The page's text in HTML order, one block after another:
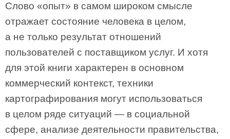
Слово «опыт» в самом широком смысле
отражает состояние человека в целом,
а не только результат отношений
пользователей с поставщиком услуг. И хотя
для этой книги характерен в основном
коммерческий контекст, техники
картографирования могут использоваться
в целом ряде ситуаций — в социальной
сфере, анализе деятельности правительства,